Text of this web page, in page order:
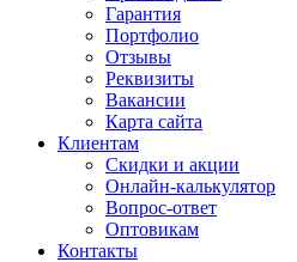
Гарантия
Портфолио
Отзывы
Реквизиты
Вакансии
Карта сайта
Клиентам
Скидки и акции
Онлайн-калькулятор
Вопрос-ответ
Оптовикам
Контакты